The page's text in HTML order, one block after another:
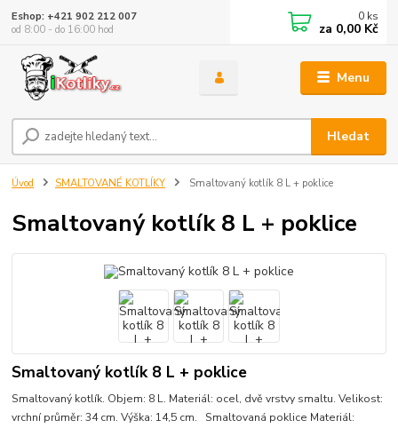
Menu
Hledat
Eshop: +421 902 212 007
od 8:00 - do 16:00 hod
0 ks
za 0,00 Kč
Úvod SMALTOVANÉ KOTLÍKY Smaltovaný kotlík 8 L + poklice
Smaltovaný kotlík 8 L + poklice
Smaltovaný kotlík 8 L + poklice
Smaltovaný kotlík. Objem: 8 L. Materiál: ocel, dvě vrstvy smaltu. Velikost:
vrchní průměr: 34 cm. Výška: 14,5 cm. Smaltovaná poklice Materiál: